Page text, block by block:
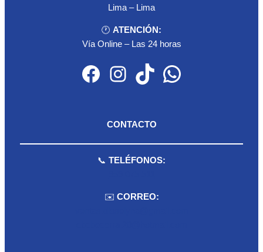
Lima – Lima
🕐 ATENCIÓN:
Vía Online – Las 24 horas
Facebook Instagram TikTok WhatsApp
CONTACTO
📞 TELÉFONOS:
✉️ CORREO: